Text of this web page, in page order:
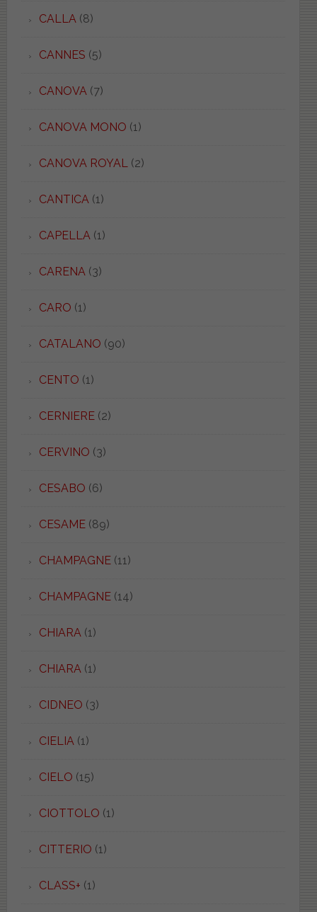
CALLA(8)
CANNES (5)
CANOVA(7)
CANOVA MONO (1)
CANOVA ROYAL(2)
CANTICA(1)
CAPELLA(1)
CARENA(3)
CARO (1)
CATALANO (90)
CENTO (1)
CERNIERE(2)
CERVINO (3)
CESABO (6)
CESAME(89)
CHAMPAGNE(11)
CHAMPAGNE(14)
CHIARA(1)
CHIARA(1)
CIDNEO (3)
CIELIA(1)
CIELO (15)
CIOTTOLO (1)
CITTERIO (1)
CLASS+ (1)